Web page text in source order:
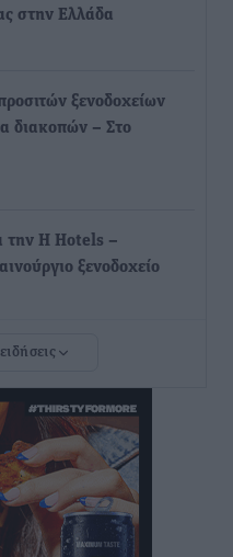
στην Ελλάδα
ξενοδοχείων
διακοπών – Στο
την H Hotels –
ξενοδοχείο
με μητέρα και
σαν ταινία
της Χαρούλας